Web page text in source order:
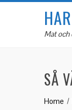
Mat
SÅ
Home